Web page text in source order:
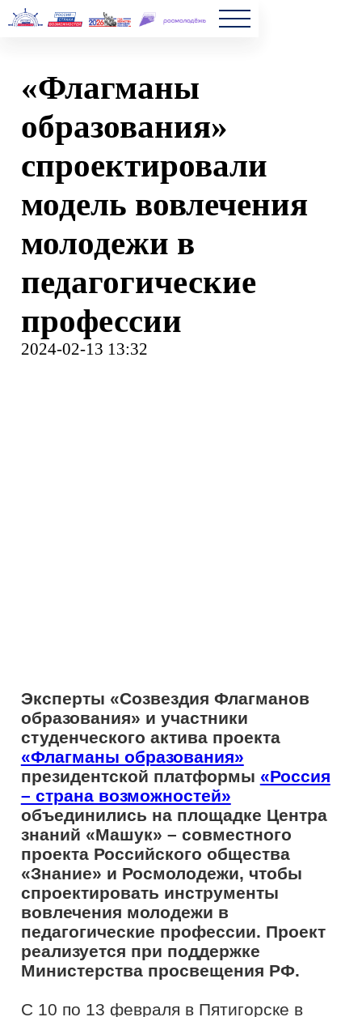
образования»
спроектировали
модель вовлечения
молодежи в
педагогические
профессии
спроектировать инструменты
вовлечения молодежи в
педагогические профессии. Проект
реализуется при поддержке
Министерства просвещения РФ.
С 10 по 13 февраля в Пятигорске в
Центре знаний «Машук» состоялась
проектная сессия «От личного успеха к
развитию системы образования».
Представители «Созвездия Флагманов
образования» – финалисты и
победители конкурса, а также
выпускники проекта – студенты вузов и
средних специальных учебных
заведений встретились, чтобы
спроектировать современные
инструменты и методические
рекомендации для привлечения и
закрепления молодежи в